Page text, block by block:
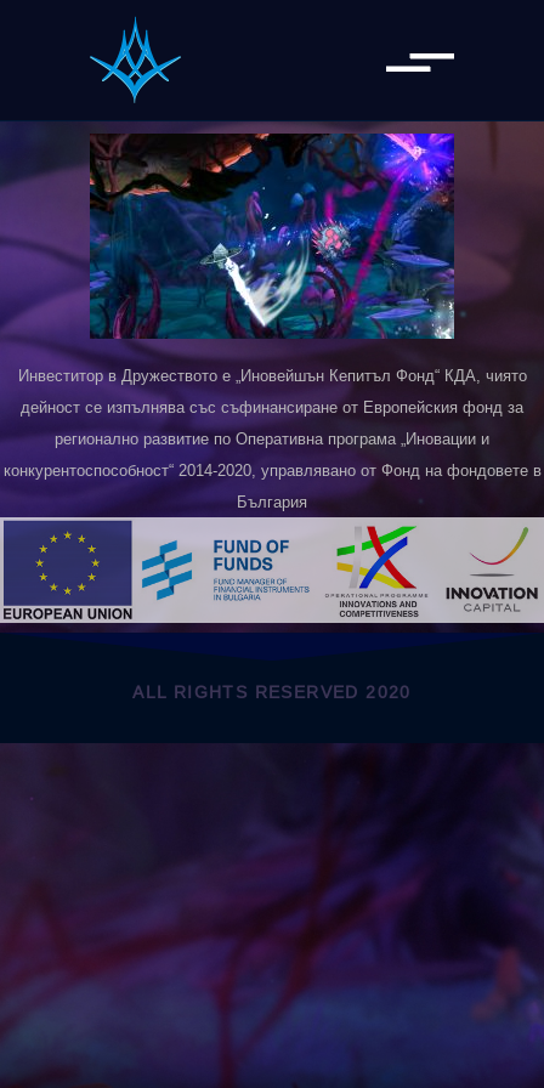
Инвеститор в Дружеството е „Иновейшън Кепитъл Фонд“ КДА, чиято
дейност се изпълнява със съфинансиране от Европейския фонд за
регионално развитие по Оперативна програма „Иновации и
конкурентоспособност“ 2014-2020, управлявано от Фонд на фондовете в
България
ALL RIGHTS RESERVED 2020